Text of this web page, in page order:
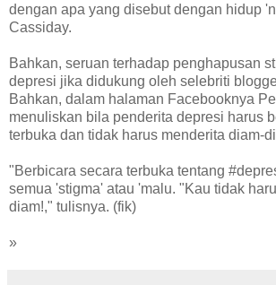
dengan apa yang disebut dengan hidup
Cassiday.
Bahkan, seruan terhadap penghapusan
depresi jika didukung oleh selebriti
Bahkan, dalam halaman Facebooknya
menuliskan bila penderita depresi harus
terbuka dan tidak harus menderita diam-
"Berbicara secara terbuka tentang
semua 'stigma' atau 'malu. "Kau tidak
diam!," tulisnya. (fik)
»